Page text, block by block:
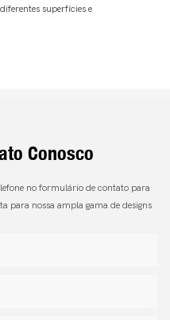
superfícies e
Conosco
no formulário de contato para
para nossa ampla gama de designs